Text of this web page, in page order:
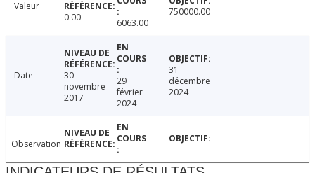
Valeur
0.00
6063.00
750000.00
Date
30
novembre
2017
29
février
2024
31
décembre
2024
Observation